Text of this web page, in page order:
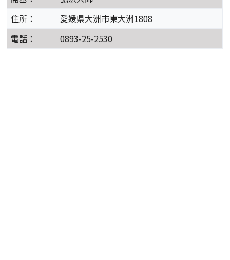
住所：
愛媛県大洲市東大洲1808
電話：
0893-25-2530